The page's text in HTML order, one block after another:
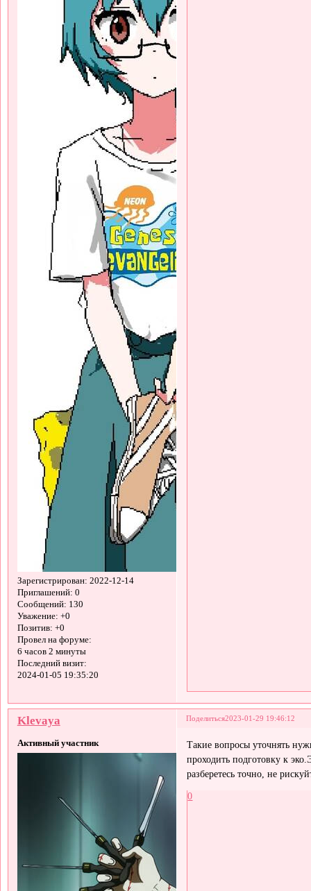
Зарегистрирован: 2022-12-14
Приглашений: 0
Сообщений: 130
Уважение: +0
Позитив: +0
Провел на форуме:
6 часов 2 минуты
Последний визит:
2024-01-05 19:35:20
Поделиться2023-01-29 19:46:12
Klevaya
Активный участник
Такие вопросы уточнять
проходить подготовку к
разберетесь точно, не
0